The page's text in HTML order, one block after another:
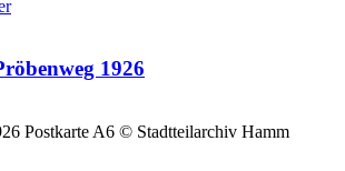
1926
Postkarte A6 © Stadtteilarchiv Hamm